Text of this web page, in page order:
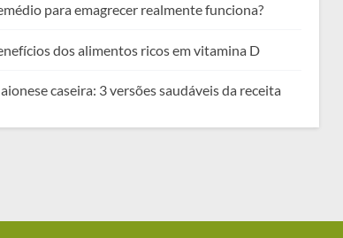
para emagrecer realmente funciona?
dos alimentos ricos em vitamina D
caseira: 3 versões saudáveis da receita